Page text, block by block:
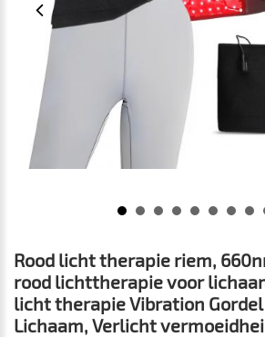
Rood licht therapie riem,
rood lichttherapie voor
licht therapie Vibration
Lichaam, Verlicht